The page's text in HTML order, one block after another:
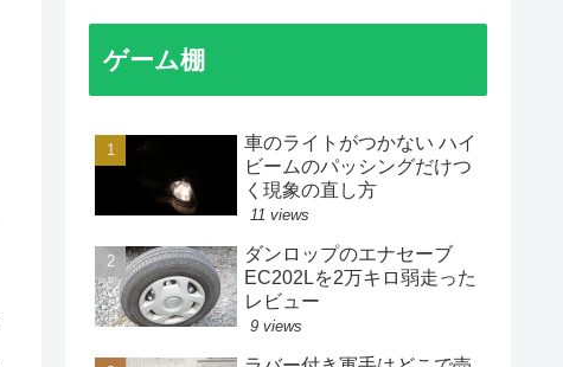
ゲーム棚
車のライトがつかない ハイ
ビームのパッシングだけつ
く現象の直し方
11 views
ダンロップのエナセーブ
EC202Lを2万キロ弱走った
レビュー
9 views